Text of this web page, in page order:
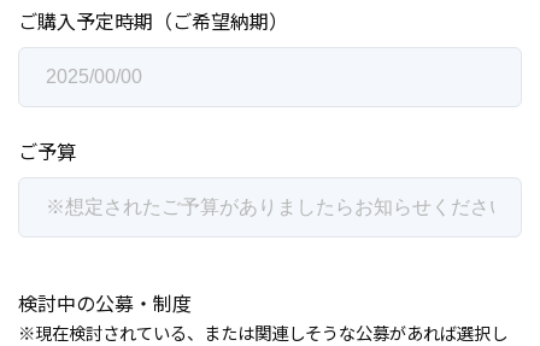
ご購入予定時期（ご希望納期）
ご予算
検討中の公募・制度
※現在検討されている、または関連しそうな公募があれば選択し